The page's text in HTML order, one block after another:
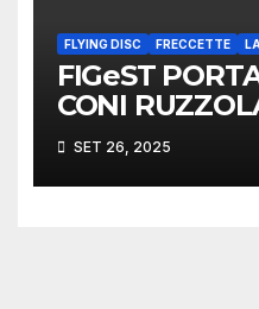
FLYING DISC FRECCETTE
FIGeST
CONI
DISC GOLF
SET 26, 2025